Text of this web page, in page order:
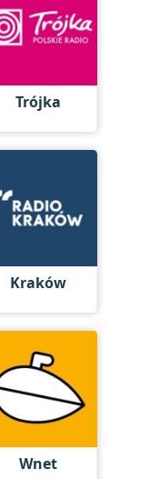
Trójka
Kraków
Wnet